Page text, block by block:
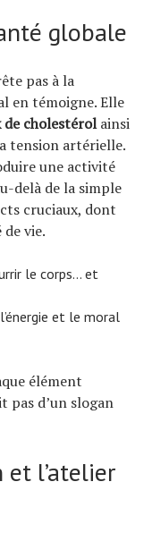
globale
pas à la
en témoigne. Elle
de cholestérolainsi
tension artérielle.
une activité
delà de la simple
cruciaux, dont
vie.
le corps… et
et le moral
élément
pas d’un slogan
l’atelier